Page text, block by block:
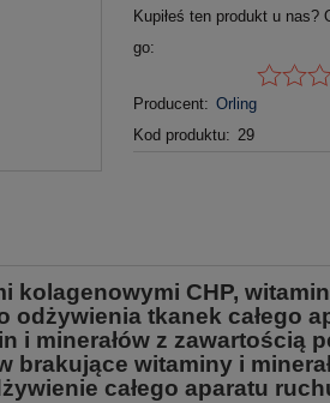
Kupiłeś ten produkt u nas?
go:
Producent: Orling
Kod produktu: 29
CHP,
tkanek całego
minerałów z zawartością
witaminy i
całego aparatu